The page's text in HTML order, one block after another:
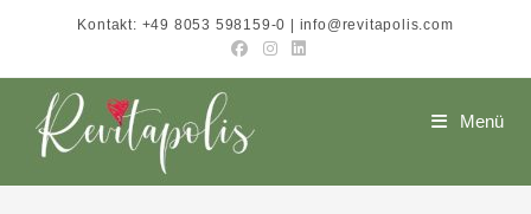
Kontakt: +49 8053 598159-0 | info@revitapolis.com
Menü